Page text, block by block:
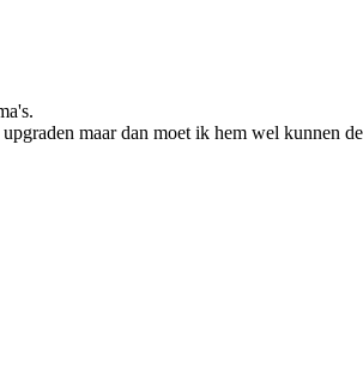
maar dan moet ik hem wel kunnen